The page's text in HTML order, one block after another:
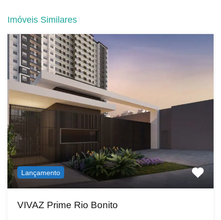
Imóveis Similares
Lançamento
VIVAZ Prime Rio Bonito